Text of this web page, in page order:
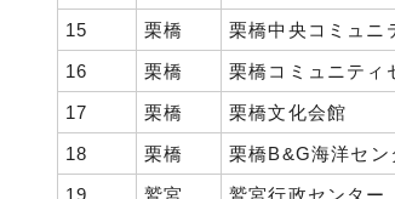
15
栗橋
栗橋中央コミュニ
16
栗橋
栗橋コミュニティ
17
栗橋
栗橋文化会館
18
栗橋
栗橋B&G海洋セン
19
鷲宮
鷲宮行政センター